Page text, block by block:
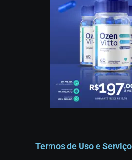
Termos de Uso e Serviço